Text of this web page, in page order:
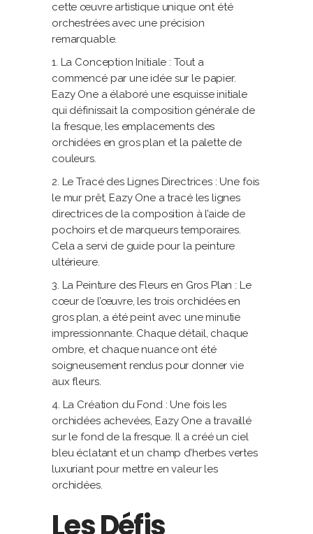
cette œuvre artistique unique ont été
orchestrées avec une précision
remarquable.
1. La Conception Initiale : Tout a
commencé par une idée sur le papier.
Eazy One a élaboré une esquisse initiale
qui définissait la composition générale de
la fresque, les emplacements des
orchidées en gros plan et la palette de
couleurs.
2. Le Tracé des Lignes Directrices : Une fois
le mur prêt, Eazy One a tracé les lignes
directrices de la composition à l’aide de
pochoirs et de marqueurs temporaires.
Cela a servi de guide pour la peinture
ultérieure.
3. La Peinture des Fleurs en Gros Plan : Le
cœur de l’œuvre, les trois orchidées en
gros plan, a été peint avec une minutie
impressionnante. Chaque détail, chaque
ombre, et chaque nuance ont été
soigneusement rendus pour donner vie
aux fleurs.
4. La Création du Fond : Une fois les
orchidées achevées, Eazy One a travaillé
sur le fond de la fresque. Il a créé un ciel
bleu éclatant et un champ d’herbes vertes
luxuriant pour mettre en valeur les
orchidées.
Les Défis